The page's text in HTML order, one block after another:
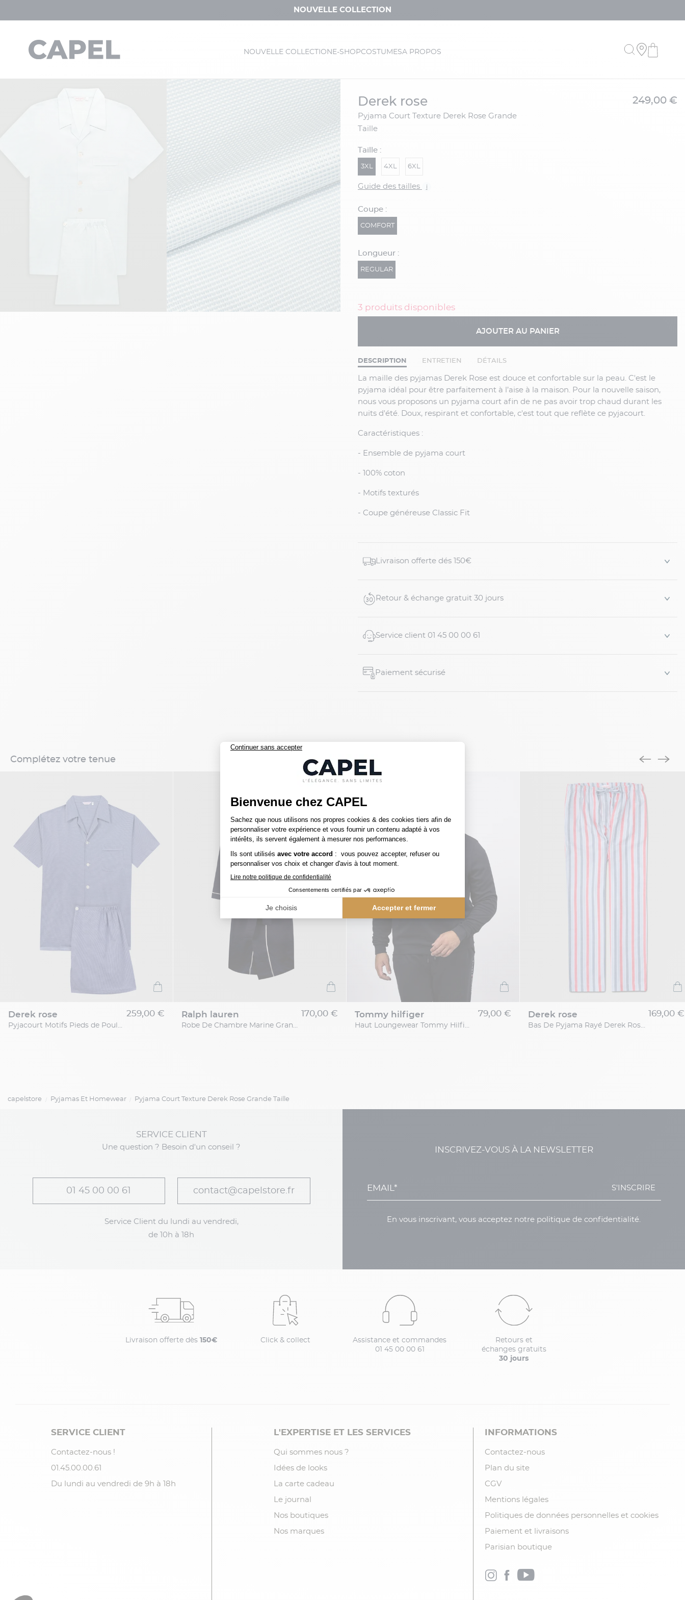
NOUVELLE COLLECTION
NOUVELLE COLLECTION E-SHOPCOSTUMESA PROPOS
derek rose
Pyjama Court Texture Derek Rose Grande
Taille
249,00 €
Taille :
3XL 4XL 6XL
Guide des tailles i
Coupe :
COMFORT
Longueur :
REGULAR
3 produits disponibles
AJOUTER AU PANIER
DESCRIPTION ENTRETIEN DÉTAILS
La maille des pyjamas Derek Rose est douce et confortable sur la peau. C'est le
pyjama idéal pour être parfaitement à l’aise à la maison. Pour la nouvelle saison,
nous vous proposons un pyjama court afin de ne pas avoir trop chaud durant les
nuits d'été. Doux, respirant et confortable, c'est tout que reflète ce pyjacourt.
Caractéristiques :
- Ensemble de pyjama court
- 100% coton
- Motifs texturés
- Coupe généreuse Classic Fit
Livraison offerte dés 150€
Retour & échange gratuit 30 jours
Service client 01 45 00 00 61
Paiement sécurisé
Complétez votre tenue
derek rose
Pyjacourt Motifs Pieds de Poule Grande Taille Bleu et Blanc
259,00 € ralph lauren
Robe De Chambre Marine Grande Taille
170,00 € tommy hilfiger
Haut Loungewear Tommy Hilfiger Grande Taille
79,00 € derek rose
Bas De Pyjama Rayé Derek Rose Grande Taille
169,00 €
capelstore Pyjamas Et Homewear Pyjama Court Texture Derek Rose Grande Taille
SERVICE CLIENT
Une question ? Besoin d'un conseil ?
01 45 00 00 61 contact@capelstore.fr
Service Client du lundi au vendredi,
de 10h à 18h
INSCRIVEZ-VOUS À LA NEWSLETTER
S'INSCRIRE
En vous inscrivant, vous acceptez notre politique de confidentialité.
Livraison offerte dès 150€ Click & collect
Assistance et commandes
01 45 00 00 61
Retours et
échanges gratuits
30 jours
SERVICE CLIENT
Contactez-nous !
01.45.00.00.61
Du lundi au vendredi de 9h à 18h
L'EXPERTISE ET LES SERVICES
Qui sommes nous ?
Idées de looks
La carte cadeau
Le journal
Nos boutiques
Nos marques
INFORMATIONS
Contactez-nous
Plan du site
CGV
Mentions légales
Politiques de données personnelles et cookies
Paiement et livraisons
Parisian boutique